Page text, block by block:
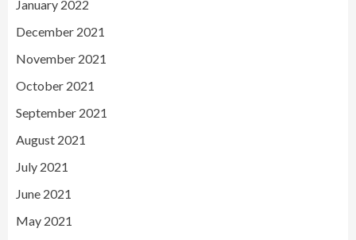
January 2022
December 2021
November 2021
October 2021
September 2021
August 2021
July 2021
June 2021
May 2021